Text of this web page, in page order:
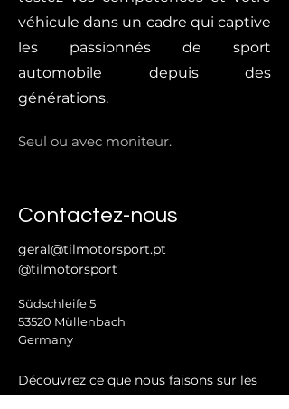
véhicule dans un cadre qui captive
les passionnés de sport
automobile depuis des
générations.
Seul ou avec moniteur.
Contactez-nous
geral@tilmotorsport.pt
@tilmotorsport
Südschleife 5
53520 Müllenbach
Germany
Découvrez ce que nous faisons sur les
réseaux sociaux